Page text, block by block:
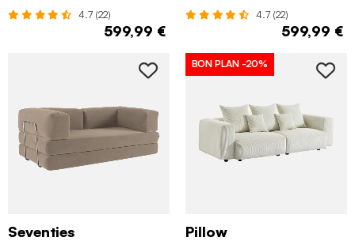
4.7 (22)
599,99 €
4.7 (22)
599,99 €
Seventies
BON PLAN -20%
Pillow